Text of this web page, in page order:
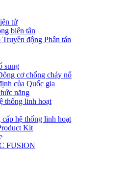
tử
biển tân
động Phân tán
sung
cơ chống cháy nổ
của Quốc gia
năng
thống linh hoạt
cấp hệ thống linh hoạt
Kit
FUSION